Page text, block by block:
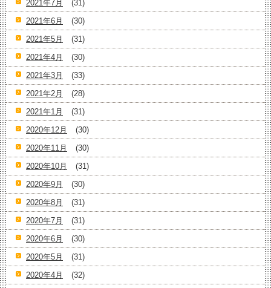
2021年7月
(31)
2021年6月
(30)
2021年5月
(31)
2021年4月
(30)
2021年3月
(33)
2021年2月
(28)
2021年1月
(31)
2020年12月
(30)
2020年11月
(30)
2020年10月
(31)
2020年9月
(30)
2020年8月
(31)
2020年7月
(31)
2020年6月
(30)
2020年5月
(31)
2020年4月
(32)